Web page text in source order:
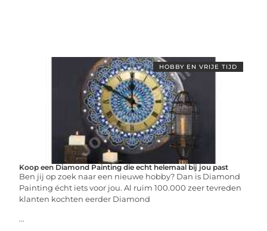
HOBBY EN VRIJE TIJD
Koop een Diamond Painting die echt helemaal bij jou past
Ben jij op zoek naar een nieuwe hobby? Dan is Diamond
Painting écht iets voor jou. Al ruim 100.000 zeer tevreden
klanten kochten eerder Diamond
...